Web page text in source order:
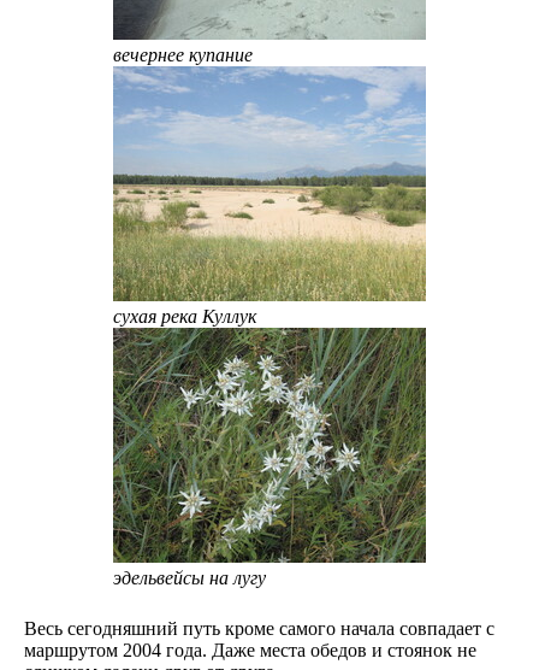
вечернее купание
сухая река Куллук
эдельвейсы на лугу
Весь сегодняшний путь кроме самого начала совпадает с
маршрутом 2004 года. Даже места обедов и стоянок не